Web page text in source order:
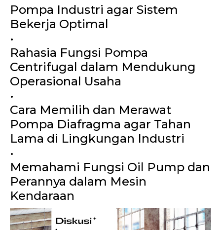
Pompa Industri agar Sistem
Bekerja Optimal
•
Rahasia Fungsi Pompa
Centrifugal dalam Mendukung
Operasional Usaha
•
Cara Memilih dan Merawat
Pompa Diafragma agar Tahan
Lama di Lingkungan Industri
•
Memahami Fungsi Oil Pump dan
Perannya dalam Mesin
Kendaraan